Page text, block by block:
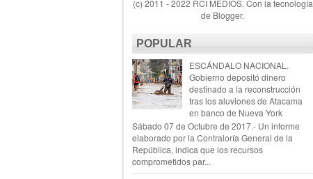
(c) 2011 - 2022 RCI MEDIOS. Con la tecnología
de Blogger.
POPULAR
ESCÁNDALO NACIONAL.
Gobierno depositó dinero
destinado a la reconstrucción
tras los aluviones de Atacama
en banco de Nueva York
Sábado 07 de Octubre de 2017.- Un informe
elaborado por la Contraloría General de la
República, indica que los recursos
comprometidos par...